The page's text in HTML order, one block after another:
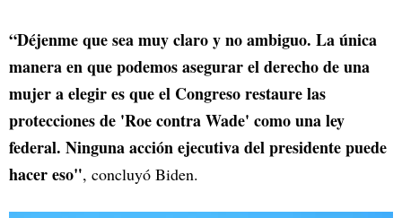
“Déjenme que sea muy claro y no ambiguo. La única
manera en que podemos asegurar el derecho de una
mujer a elegir es que el Congreso restaure las
protecciones de 'Roe contra Wade' como una ley
federal. Ninguna acción ejecutiva del presidente puede
hacer eso", concluyó Biden.